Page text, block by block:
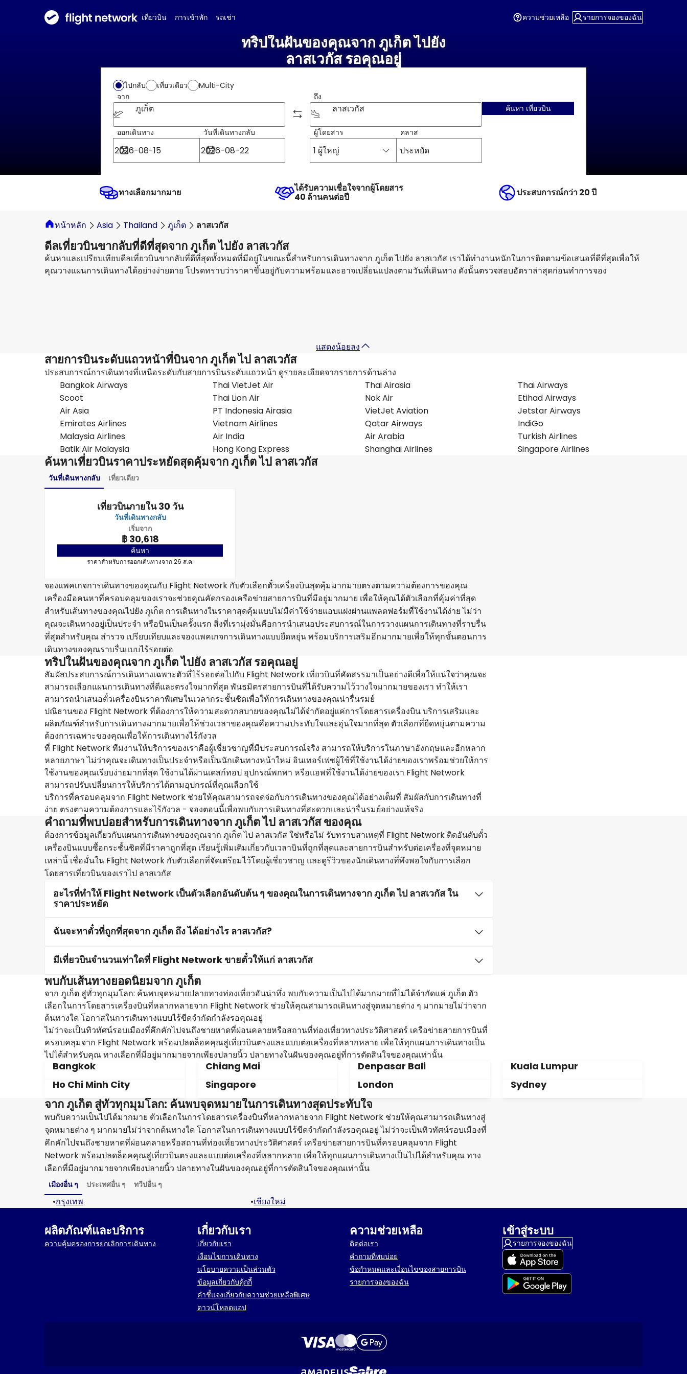
เที่ยวบิน การเข้าพัก รถเช่า ความช่วยเหลือ รายการจองของฉัน
ทริปในฝันของคุณจาก ภูเก็ต ไปยัง
ลาสเวกัส รอคุณอยู่
ไปกลับ เที่ยวเดียว
Multi-City
จาก
ภูเก็ต
ถึง
ลาสเวกัส
ออกเดินทาง วันที่เดินทางกลับ ผู้โดยสาร
1 ผู้ใหญ่
คลาส
ประหยัด
ค้นหา เที่ยวบิน
ทางเลือกมากมาย ได้รับความเชื่อใจจากผู้โดยสาร
40 ล้านคนต่อปี ประสบการณ์กว่า 20 ปี
หน้าหลัก Asia Thailand ภูเก็ต ลาสเวกัส
ดีลเที่ยวบินขากลับที่ดีที่สุดจาก ภูเก็ต ไปยัง ลาสเวกัส
ค้นหาและเปรียบเทียบดีลเที่ยวบินขากลับที่ดีที่สุดทั้งหมดที่มีอยู่ในขณะนี้สำหรับการเดินทางจาก ภูเก็ต ไปยัง ลาสเวกัส เราได้ทำงานหนักในการติดตามข้อเสนอที่ดีที่สุดเพื่อให้
คุณวางแผนการเดินทางได้อย่างง่ายดาย โปรดทราบว่าราคาขึ้นอยู่กับความพร้อมและอาจเปลี่ยนแปลงตามวันที่เดินทาง ดังนั้นตรวจสอบอัตราล่าสุดก่อนทำการจอง
แสดงน้อยลง
สายการบินระดับแถวหน้าที่บินจาก ภูเก็ต ไป ลาสเวกัส
ประสบการณ์การเดินทางที่เหนือระดับกับสายการบินระดับแถวหน้า ดูรายละเอียดจากรายการด้านล่าง
Bangkok Airways
Thai VietJet Air Thai Airasia
Thai Airways
Scoot
Thai Lion Air Nok Air
Etihad Airways
Air Asia
PT Indonesia Airasia VietJet Aviation
Jetstar Airways
Emirates Airlines
Vietnam Airlines Qatar Airways
IndiGo
Malaysia Airlines
Air India Air Arabia
Turkish Airlines
Batik Air Malaysia
Hong Kong Express Shanghai Airlines Singapore Airlines
ค้นหาเที่ยวบินราคาประหยัดสุดคุ้มจาก ภูเก็ต ไป ลาสเวกัส
วันที่เดินทางกลับ เที่ยวเดียว
เที่ยวบินภายใน 30 วัน
วันที่เดินทางกลับ
เริ่มจาก
฿ 30,618
ค้นหา
ราคาสำหรับการออกเดินทางจาก 26 ส.ค.
จองแพคเกจการเดินทางของคุณกับ Flight Network กับตัวเลือกตั๋วเครื่องบินสุดคุ้มมากมายตรงตามความต้องการของคุณ
เครื่องมือคนหาที่ครอบคลุมของเราจะช่วยคุณคัดกรองเครือข่ายสายการบินที่มีอยู่มากมาย เพื่อให้คุณได้ตัวเลือกที่คุ้มค่าที่สุด
สำหรับเส้นทางของคุณไปยัง ภูเก็ต การเดินทางในราคาสุดคุ้มแบบไม่มีค่าใช้จ่ายแอบแฝงผ่านแพลตฟอร์มที่ใช้งานได้ง่าย ไม่ว่า
คุณจะเดินทางอยู่เป็นประจำ หรือบินเป็นครั้งแรก สิ่งที่เรามุ่งมั่นคือการนำเสนอประสบการณ์ในการวางแผนการเดินทางที่ราบรื่น
ที่สุดสำหรับคุณ สำรวจ เปรียบเทียบและจองแพคเกจการเดินทางแบบยืดหยุ่น พร้อมบริการเสริมอีกมากมายเพื่อให้ทุกขั้นตอนการ
เดินทางของคุณราบรื่นแบบไร้รอยต่อ
ทริปในฝันของคุณจาก ภูเก็ต ไปยัง ลาสเวกัส รอคุณอยู่
สัมผัสประสบการณ์การเดินทางเฉพาะตัวที่ไร้รอยต่อไปกับ Flight Network เที่ยวบินที่คัดสรรมาเป็นอย่างดีเพื่อให้แน่ใจว่าคุณจะ
สามารถเลือกแผนการเดินทางที่ดีและตรงใจมากที่สุด พันธมิตรสายการบินที่ได้รับความไว้วางใจมากมายของเรา ทำให้เรา
สามารถนำเสนอตั๋วเครื่องบินราคาพิเศษในเวลากระชั้นชิดเพื่อให้การเดินทางของคุณน่ารื่นรมย์
ปณิธานของ Flight Network ที่ต้องการให้ความสะดวกสบายของคุณไม่ได้จำกัดอยู่แค่การโดยสารเครื่องบิน บริการเสริมและ
ผลิตภัณฑ์สำหรับการเดินทางมากมายเพื่อให้ช่วงเวลาของคุณคือความประทับใจและอุ่นใจมากที่สุด ตัวเลือกที่ยืดหยุ่นตามความ
ต้องการเฉพาะของคุณเพื่อให้การเดินทางไร้กังวล
ที่ Flight Network ทีมงานให้บริการของเราคือผู้เชี่ยวชาญที่มีประสบการณ์จริง สามารถให้บริการในภาษาอังกฤษและอีกหลาก
หลายภาษา ไม่ว่าคุณจะเดินทางเป็นประจำหรือเป็นนักเดินทางหน้าใหม่ อินเทอร์เฟซผู้ใช้ที่ใช้งานได้ง่ายของเราพร้อมช่วยให้การ
ใช้งานของคุณเรียบง่ายมากที่สุด ใช้งานได้ผ่านเดสก์ทอป อุปกรณ์พกพา หรือแอพที่ใช้งานได้ง่ายของเรา Flight Network
สามารถปรับเปลี่ยนการให้บริการได้ตามอุปกรณ์ที่คุณเลือกใช้
บริการที่ครอบคลุมจาก Flight Network ช่วยให้คุณสามารถจดจ่อกับการเดินทางของคุณได้อย่างเต็มที่ สัมผัสกับการเดินทางที่
ง่าย ตรงตามความต้องการและไร้กังวล - จองตอนนี้เพื่อพบกับการเดินทางที่สะดวกและน่ารื่นรมย์อย่างแท้จริง
คำถามที่พบบ่อยสำหรับการเดินทางจาก ภูเก็ต ไป ลาสเวกัส ของคุณ
ต้องการข้อมูลเกี่ยวกับแผนการเดินทางของคุณจาก ภูเก็ต ไป ลาสเวกัส ใช่หรือไม่ รับทราบสาเหตุที่ Flight Network ติดอันดับตั๋ว
เครื่องบินแบบซื้อกระชั้นชิดที่มีราคาถูกที่สุด เรียนรู้เพิ่มเติมเกี่ยวกับเวลาบินที่ถูกที่สุดและสายการบินสำหรับต่อเครื่องที่จุดหมาย
เหล่านี้ เชื่อมั่นใน Flight Network กับตัวเลือกที่จัดเตรียมไว้โดยผู้เชี่ยวชาญ และดูรีวิวของนักเดินทางที่พึงพอใจกับการเลือก
โดยสารเที่ยวบินของเราไป ลาสเวกัส
อะไรที่ทำให้ Flight Network เป็นตัวเลือกอันดับต้น ๆ ของคุณในการเดินทางจาก ภูเก็ต ไป ลาสเวกัส ใน
ราคาประหยัด
ฉันจะหาตั๋วที่ถูกที่สุดจาก ภูเก็ต ถึง ได้อย่างไร ลาสเวกัส?
มีเที่ยวบินจำนวนเท่าใดที่ Flight Network ขายตั๋วให้แก่ ลาสเวกัส
พบกับเส้นทางยอดนิยมจาก ภูเก็ต
จาก ภูเก็ต สู่ทั่วทุกมุมโลก: ค้นพบจุดหมายปลายทางท่องเที่ยวอันน่าทึ่ง พบกับความเป็นไปได้มากมายที่ไม่ได้จำกัดแค่ ภูเก็ต ตัว
เลือกในการโดยสารเครื่องบินที่หลากหลายจาก Flight Network ช่วยให้คุณสามารถเดินทางสู่จุดหมายต่าง ๆ มากมายไม่ว่าจาก
ต้นทางใด โอกาสในการเดินทางแบบไร้ขีดจำกัดกำลังรอคุณอยู่
ไม่ว่าจะเป็นทิวทัศน์รอบเมืองที่คึกคักไปจนถึงชายหาดที่ผ่อนคลายหรือสถานที่ท่องเที่ยวทางประวัติศาสตร์ เครือข่ายสายการบินที่
ครอบคลุมจาก Flight Network พร้อมปลดล็อคคุณสู่เที่ยวบินตรงและแบบต่อเครื่องที่หลากหลาย เพื่อให้ทุกแผนการเดินทางเป็น
ไปได้สำหรับคุณ ทางเลือกที่มีอยู่มากมายจากเพียงปลายนิ้ว ปลายทางในฝันของคุณอยู่ที่การตัดสินใจของคุณเท่านั้น
Bangkok Chiang Mai Denpasar Bali
Kuala Lumpur
Ho Chi Minh City
Singapore London Sydney
จาก ภูเก็ต สู่ทั่วทุกมุมโลก: ค้นพบจุดหมายในการเดินทางสุดประทับใจ
พบกับความเป็นไปได้มากมาย ตัวเลือกในการโดยสารเครื่องบินที่หลากหลายจาก Flight Network ช่วยให้คุณสามารถเดินทางสู่
จุดหมายต่าง ๆ มากมายไม่ว่าจากต้นทางใด โอกาสในการเดินทางแบบไร้ขีดจำกัดกำลังรอคุณอยู่ ไม่ว่าจะเป็นทิวทัศน์รอบเมืองที่
คึกคักไปจนถึงชายหาดที่ผ่อนคลายหรือสถานที่ท่องเที่ยวทางประวัติศาสตร์ เครือข่ายสายการบินที่ครอบคลุมจาก Flight
Network พร้อมปลดล็อคคุณสู่เที่ยวบินตรงและแบบต่อเครื่องที่หลากหลาย เพื่อให้ทุกแผนการเดินทางเป็นไปได้สำหรับคุณ ทาง
เลือกที่มีอยู่มากมายจากเพียงปลายนิ้ว ปลายทางในฝันของคุณอยู่ที่การตัดสินใจของคุณเท่านั้น
เมืองอื่น ๆ ประเทศอื่น ๆ ทวีปอื่น ๆ
•กรุงเทพ •เชียงใหม่
ผลิตภัณฑ์และบริการ
ความคุ้มครองการยกเลิกการเดินทาง
เกี่ยวกับเรา
เกี่ยวกับเรา
เงื่อนไขการเดินทาง
นโยบายความเป็นส่วนตัว
ข้อมูลเกี่ยวกับคุ้กกี้
คำชี้แจงเกี่ยวกับความช่วยเหลือพิเศษ
ดาวน์โหลดแอป
ความช่วยเหลือ
ติดต่อเรา
คำถามที่พบบ่อย
ข้อกำหนดและเงื่อนไขของสายการบิน
รายการจองของฉัน
เข้าสู่ระบบ
รายการจองของฉัน